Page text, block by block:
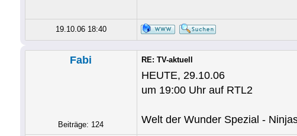
19.10.06 18:40
Fabi
Beiträge: 124
RE: TV-aktuell
HEUTE, 29.10.06
um 19:00 Uhr auf RTL2
Welt der Wunder Spezial -